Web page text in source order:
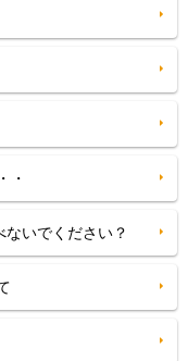
・
いでください？